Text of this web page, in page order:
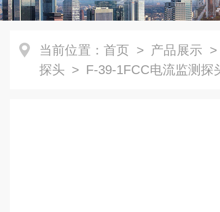
当前位置： 首页 > 产品展示
探头 > F-39-1FCC电流监测探